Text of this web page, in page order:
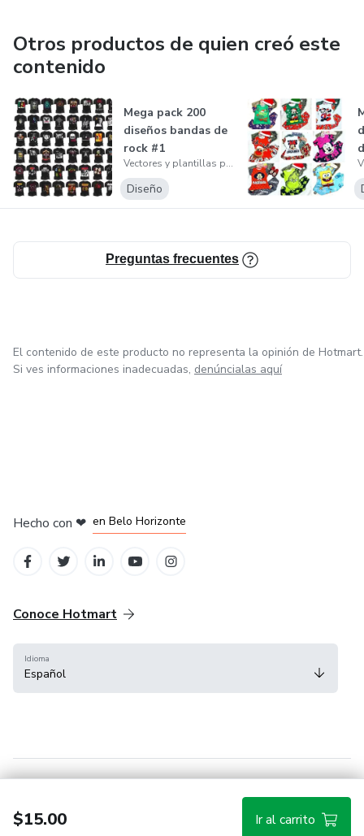
sublimacion/products
cualquier duda o inquietud contactarnos a nuestro
whatsapp
https://wa.me/message/ZO2WSGQXBDJOB1
Otros productos de quien creó este
contenido
Mega pack 200
diseños bandas de
rock #1
Vectores y plantillas para sublimacion
Diseño
Preguntas frecuentes
$15.00 Ir al carrito
El contenido de este producto no representa la opinión de Hotmart.
Si ves informaciones inadecuadas, denúncialas aquí
Hecho con ❤ en Belo Horizonte
Conoce Hotmart
Idioma
Español